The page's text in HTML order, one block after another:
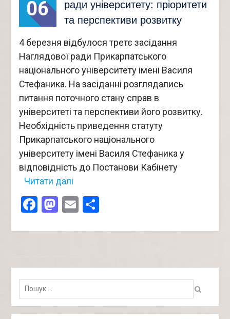
06
ради університету: пріоритети
та перспективи розвитку
4 березня відбулося третє засідання
Наглядової ради Прикарпатського
національного університету імені Василя
Стефаника. На засіданні розглядались
питання поточного стану справ в
університеті та перспективи його розвитку.
Необхідність приведення статуту
Прикарпатського національного
університету імені Василя Стефаника у
відповідність до Постанови Кабінету
Читати далі
Facebook
Mastodon
Email
Пошук: